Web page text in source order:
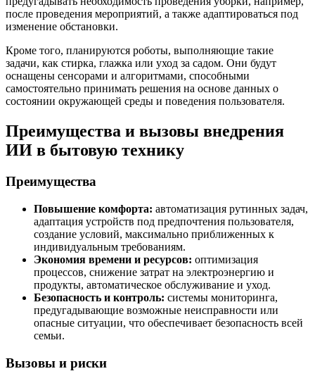
после проведения мероприятий, а также адаптироваться под
изменение обстановки.
Кроме того, планируются роботы, выполняющие такие
задачи, как стирка, глажка или уход за садом. Они будут
оснащены сенсорами и алгоритмами, способными
самостоятельно принимать решения на основе данных о
состоянии окружающей среды и поведения пользователя.
Преимущества и вызовы внедрения
ИИ в бытовую технику
Преимущества
Повышение комфорта: автоматизация рутинных задач,
адаптация устройств под предпочтения пользователя,
создание условий, максимально приближенных к
индивидуальным требованиям.
Экономия времени и ресурсов: оптимизация
процессов, снижение затрат на электроэнергию и
продукты, автоматическое обслуживание и уход.
Безопасность и контроль: системы мониторинга,
предугадывающие возможные неисправности или
опасные ситуации, что обеспечивает безопасность всей
семьи.
Вызовы и риски